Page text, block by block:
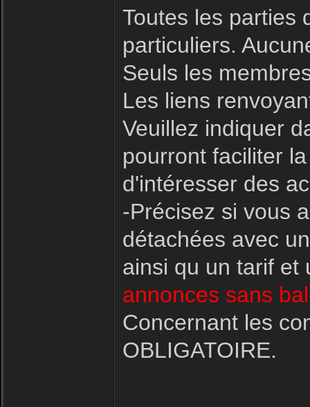
Toutes les parties
particuliers.
Seuls les
Les liens
Veuillez indiquer
pourront faciliter
d'intéresser des
-Précisez si vous
détachées avec
ainsi qu un tarif
annonces sans
Concernant les
OBLIGATOIRE.